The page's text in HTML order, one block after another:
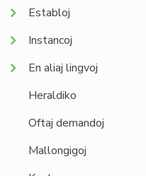
Establoj
Instancoj
En aliaj lingvoj
Heraldiko
Oftaj demandoj
Mallongigoj